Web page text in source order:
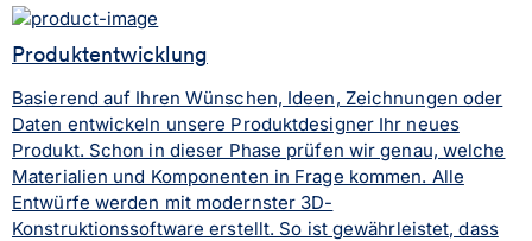
Produktentwicklung
Basierend auf Ihren Wünschen, Ideen, Zeichnungen oder
Daten entwickeln unsere Produktdesigner Ihr neues
Produkt. Schon in dieser Phase prüfen wir genau, welche
Materialien und Komponenten in Frage kommen. Alle
Entwürfe werden mit modernster 3D-
Konstruktionssoftware erstellt. So ist gewährleistet, dass